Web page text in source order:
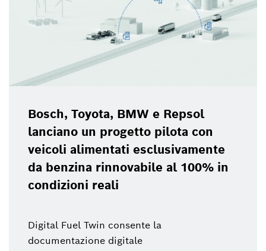
Bosch, Toyota, BMW e Repsol
lanciano un progetto pilota con
veicoli alimentati esclusivamente
da benzina rinnovabile al 100% in
condizioni reali
Digital Fuel Twin consente la
documentazione digitale